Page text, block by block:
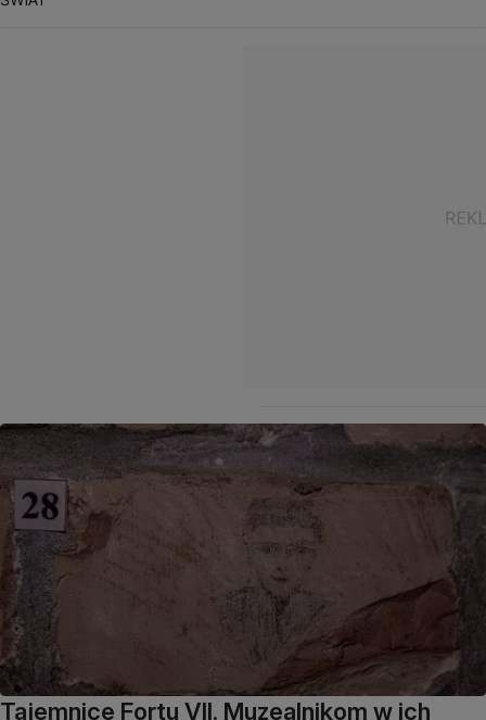
Tajemnice Fortu VII. Muzealnikom w ich